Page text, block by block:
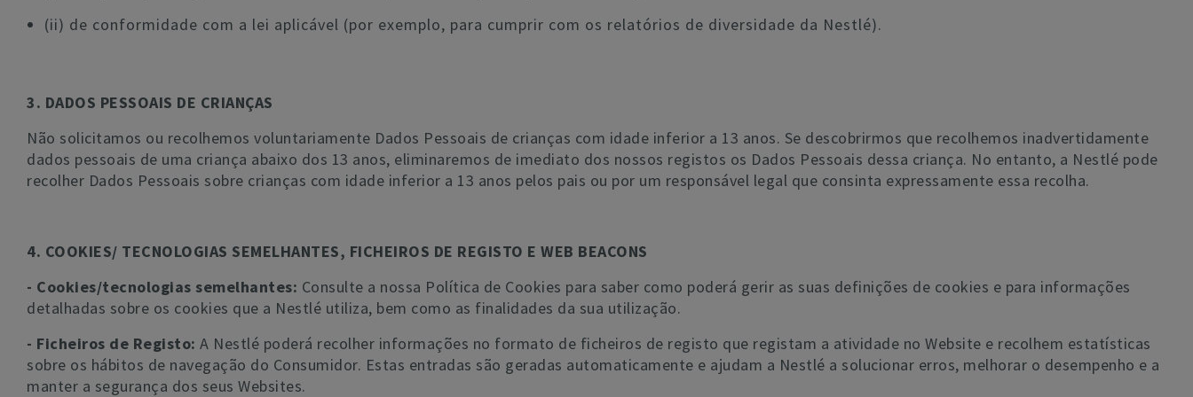
(ii) de conformidade com a lei aplicável (por exemplo, para cumprir com os relatórios de diversidade da Nestlé).
3. DADOS PESSOAIS DE CRIANÇAS
Não solicitamos ou recolhemos voluntariamente Dados Pessoais de crianças com idade inferior a 13 anos. Se descobrirmos que recolhemos inadvertidamente
dados pessoais de uma criança abaixo dos 13 anos, eliminaremos de imediato dos nossos registos os Dados Pessoais dessa criança. No entanto, a Nestlé pode
recolher Dados Pessoais sobre crianças com idade inferior a 13 anos pelos pais ou por um responsável legal que consinta expressamente essa recolha.
4. COOKIES/ TECNOLOGIAS SEMELHANTES, FICHEIROS DE REGISTO E WEB BEACONS
- Cookies/tecnologias semelhantes: Consulte a nossa Política de Cookies para saber como poderá gerir as suas definições de cookies e para informações
detalhadas sobre os cookies que a Nestlé utiliza, bem como as finalidades da sua utilização.
- Ficheiros de Registo: A Nestlé poderá recolher informações no formato de ficheiros de registo que registam a atividade no Website e recolhem estatísticas
sobre os hábitos de navegação do Consumidor. Estas entradas são geradas automaticamente e ajudam a Nestlé a solucionar erros, melhorar o desempenho e a
manter a segurança dos seus Websites.